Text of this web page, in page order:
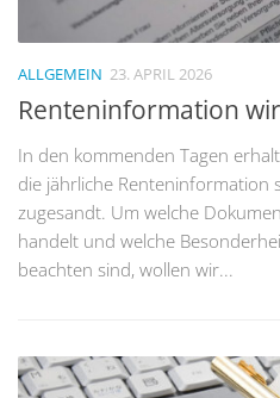
ALLGEMEIN 23. APRIL 2026
Renteninformation
In den kommenden Tagen
die jährliche Renteninformation
zugesandt. Um welche
handelt und welche
beachten sind, wollen wir...